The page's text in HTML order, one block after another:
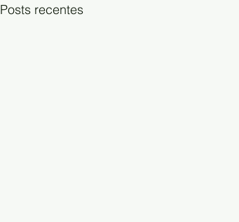
Posts recentes